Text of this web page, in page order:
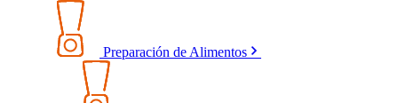
Preparación de Alimentos